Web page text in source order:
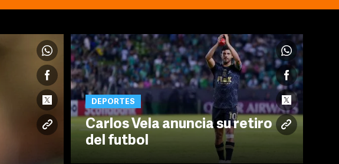
DEPORTES
Carlos Vela anuncia su retiro
del futbol